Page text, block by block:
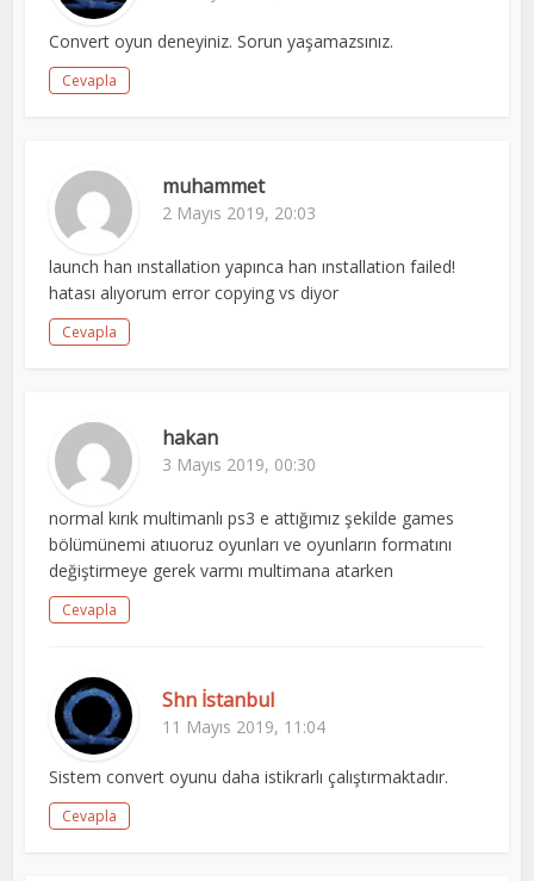
Convert oyun deneyiniz. Sorun yaşamazsınız.
Cevapla
muhammet
2 Mayıs 2019, 20:03
launch han ınstallation yapınca han ınstallation failed!
hatası alıyorum error copying vs diyor
Cevapla
hakan
3 Mayıs 2019, 00:30
normal kırık multimanlı ps3 e attığımız şekilde games
bölümünemi atıuoruz oyunları ve oyunların formatını
değiştirmeye gerek varmı multimana atarken
Cevapla
Shn İstanbul
11 Mayıs 2019, 11:04
Sistem convert oyunu daha istikrarlı çalıştırmaktadır.
Cevapla